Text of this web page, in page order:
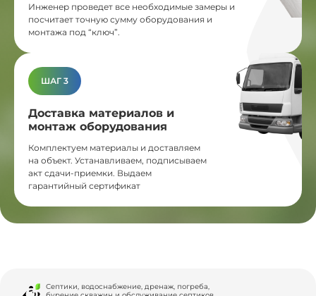
Инженер проведет все необходимые замеры и
посчитает точную сумму оборудования и
монтажа под “ключ”.
ШАГ 3
Доставка материалов и
монтаж оборудования
Комплектуем материалы и доставляем
на объект. Устанавливаем, подписываем
акт сдачи-приемки. Выдаем
гарантийный сертификат
Септики, водоснабжение, дренаж, погреба,